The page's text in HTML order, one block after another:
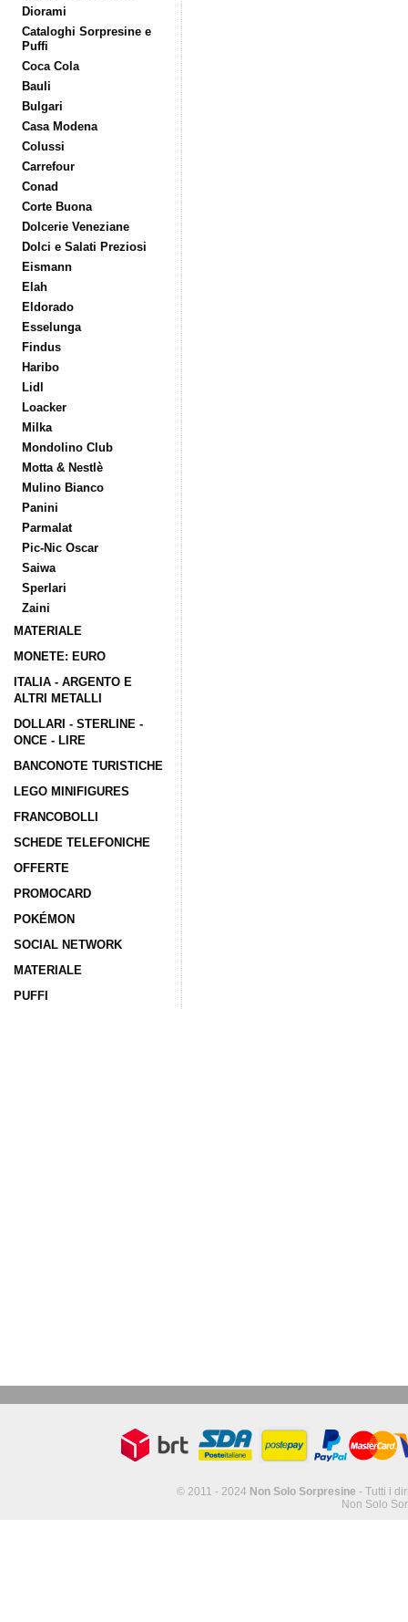
Diorami
Cataloghi Sorpresine e
Puffi
Coca Cola
Bauli
Bulgari
Casa Modena
Colussi
Carrefour
Conad
Corte Buona
Dolcerie Veneziane
Dolci e Salati Preziosi
Eismann
Elah
Eldorado
Esselunga
Findus
Haribo
Lidl
Loacker
Milka
Mondolino Club
Motta & Nestlè
Mulino Bianco
Panini
Parmalat
Pic-Nic Oscar
Saiwa
Sperlari
Zaini
MATERIALE
MONETE: EURO
ITALIA - ARGENTO E
ALTRI METALLI
DOLLARI - STERLINE -
ONCE - LIRE
BANCONOTE TURISTICHE
LEGO MINIFIGURES
FRANCOBOLLI
SCHEDE TELEFONICHE
OFFERTE
PROMOCARD
POKÉMON
SOCIAL NETWORK
MATERIALE
PUFFI
© 2011 - 2024 Non Solo Sorpresine - Tutti i
Non Solo